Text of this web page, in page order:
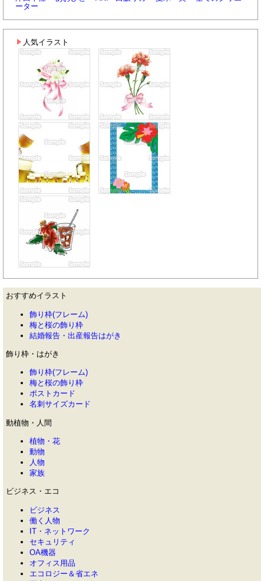
ーター
人気イラスト
おすすめイラスト
飾り枠(フレーム)
梅と桜の飾り枠
結婚報告・出産報告はがき
飾り枠・はがき
飾り枠(フレーム)
梅と桜の飾り枠
ポストカード
名刺サイズカード
動植物・人間
植物・花
動物
人物
家族
ビジネス・エコ
ビジネス
働く人物
IT・ネットワーク
セキュリティ
OA機器
オフィス用品
エコロジー＆省エネ